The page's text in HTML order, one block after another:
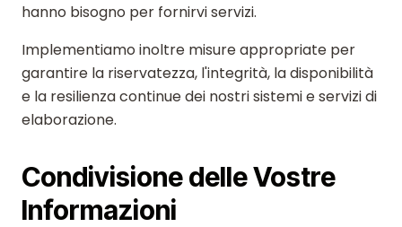
hanno bisogno per fornirvi servizi.
Implementiamo inoltre misure appropriate per
garantire la riservatezza, l'integrità, la disponibilità
e la resilienza continue dei nostri sistemi e servizi di
elaborazione.
Condivisione delle Vostre
Informazioni